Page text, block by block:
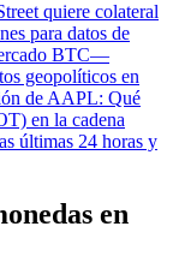
quiere colateral
para datos de
BTC—
geopolíticos en
de AAPL: Qué
en la cadena
últimas 24 horas y
en